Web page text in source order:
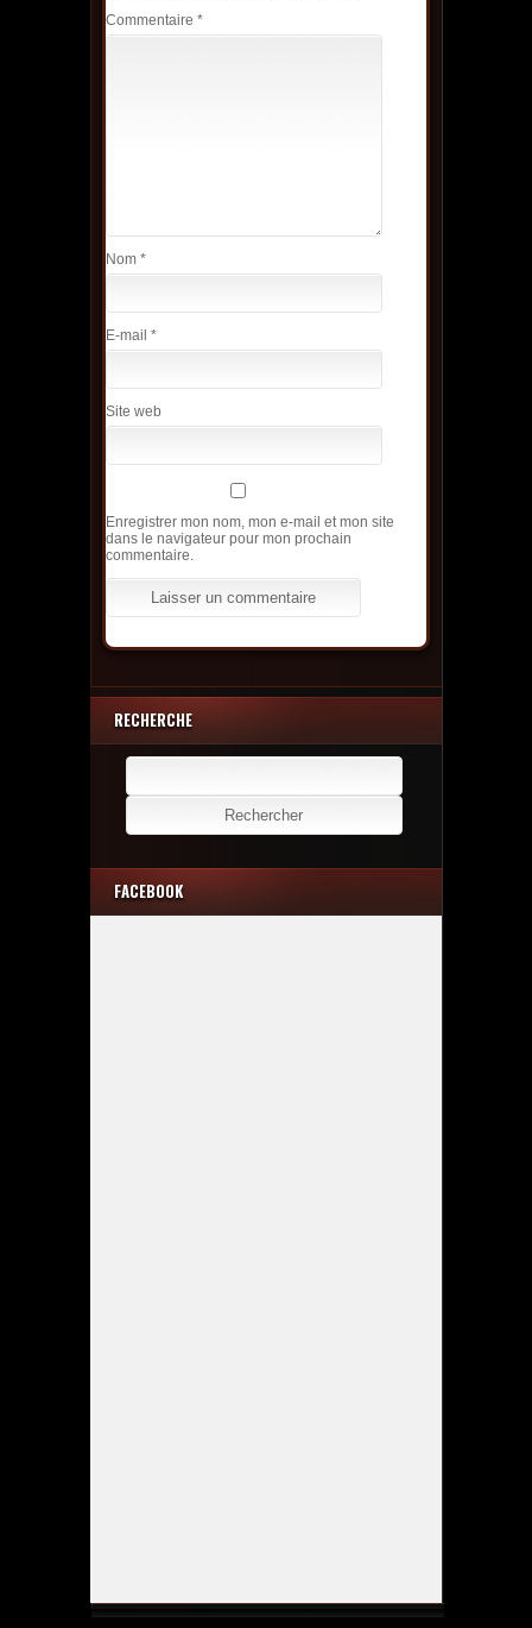
Commentaire *
Nom *
E-mail *
Site web
Enregistrer mon nom, mon e-mail et mon site
dans le navigateur pour mon prochain
commentaire.
RECHERCHE
Rechercher :
FACEBOOK